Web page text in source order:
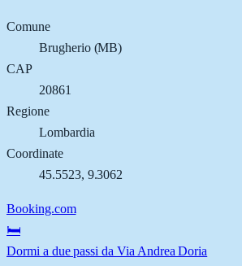
Comune
Brugherio(MB)
CAP
20861
Regione
Lombardia
Coordinate
45.5523, 9.3062
Booking.com
🛏️
Dormi a due passi da Via Andrea Doria